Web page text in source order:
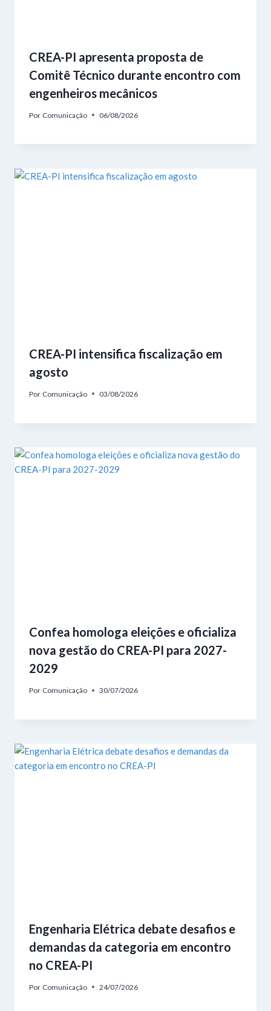
CREA-PI apresenta proposta de
Comitê Técnico durante encontro com
engenheiros mecânicos
Por Comunicação 06/08/2026
CREA-PI intensifica fiscalização em
agosto
Por Comunicação 03/08/2026
Confea homologa eleições e oficializa
nova gestão do CREA-PI para 2027-
2029
Por Comunicação 30/07/2026
Engenharia Elétrica debate desafios e
demandas da categoria em encontro
no CREA-PI
Por Comunicação 24/07/2026